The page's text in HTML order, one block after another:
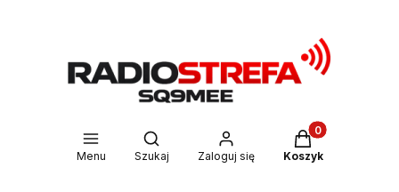
Menu
Otwórz wyszukiwarkę
Szukaj Zaloguj się
Produkty w
Koszyk